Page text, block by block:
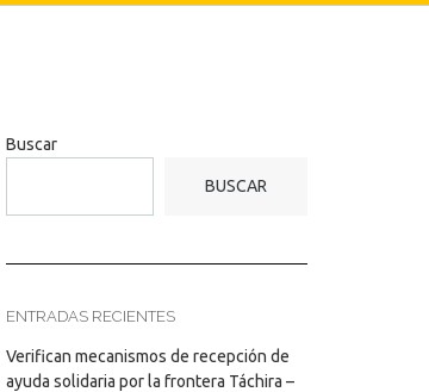
Buscar
BUSCAR
ENTRADAS RECIENTES
Verifican mecanismos de recepción de
ayuda solidaria por la frontera Táchira –